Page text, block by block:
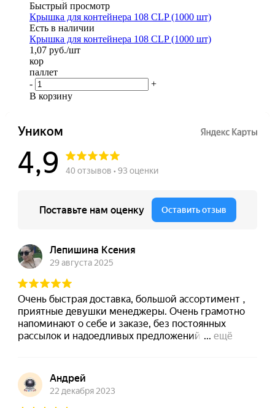
Быстрый просмотр
Крышка для контейнера 108 CLP (1000 шт)
Есть в наличии
Крышка для контейнера 108 CLP (1000 шт)
1,07 руб./шт
кор
паллет
-
+
В корзину